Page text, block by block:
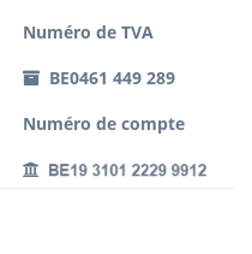
Numéro de TVA
BE0461 449 289
Numéro de compte